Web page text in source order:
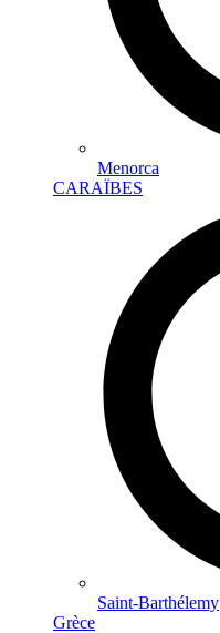
Menorca
CARAÏBES
Saint-Barthélemy
Grèce